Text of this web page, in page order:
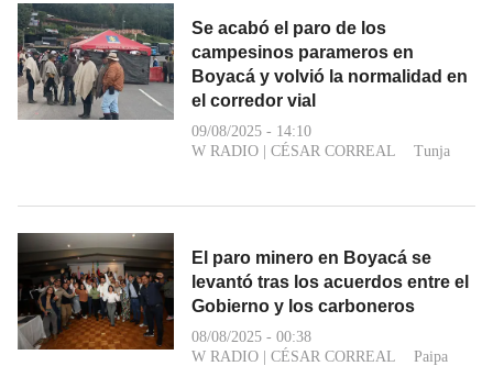
Se acabó el paro de los
campesinos parameros en
Boyacá y volvió la normalidad en
el corredor vial
09/08/2025 - 14:10
W RADIO | CÉSAR CORREAL Tunja
El paro minero en Boyacá se
levantó tras los acuerdos entre el
Gobierno y los carboneros
08/08/2025 - 00:38
W RADIO | CÉSAR CORREAL Paipa